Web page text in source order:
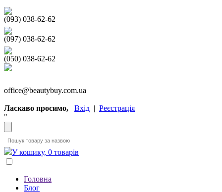
(093) 038-62-62
(097) 038-62-62
(050) 038-62-62
office@beautybuy.com.ua
Ласкаво просимо, Вхід | Реєстрація
"
У кошику, 0 товарів
Головна
Блог